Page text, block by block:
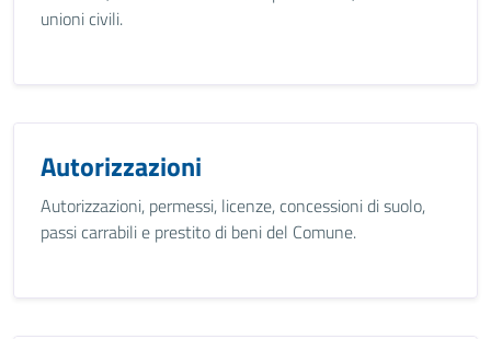
unioni civili.
Autorizzazioni
Autorizzazioni, permessi, licenze, concessioni di suolo,
passi carrabili e prestito di beni del Comune.